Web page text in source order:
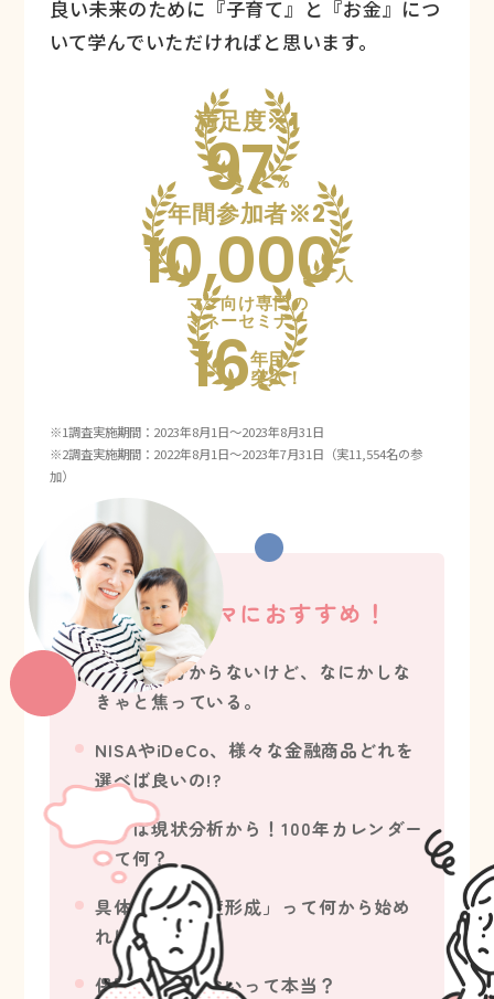
良い未来のために『子育て』と『お金』につ
いて学んでいただければと思います。
満足度※1
97％
年間参加者※2
10,000人
ママ向け専門の
マネーセミナー
16年目
突入！
※1調査実施期間：2023年8月1日～2023年8月31日
※2調査実施期間：2022年8月1日～2023年7月31日（実11,554名の参
加）
こんなママにおすすめ！
右も左も分からないけど、なにかしな
きゃと焦っている。
NISAやiDeCo、様々な金融商品どれを
選べば良いの!?
まずは現状分析から！100年カレンダー
って何？
具体的に「資産形成」って何から始め
ればいいの？
保険っていらないって本当？